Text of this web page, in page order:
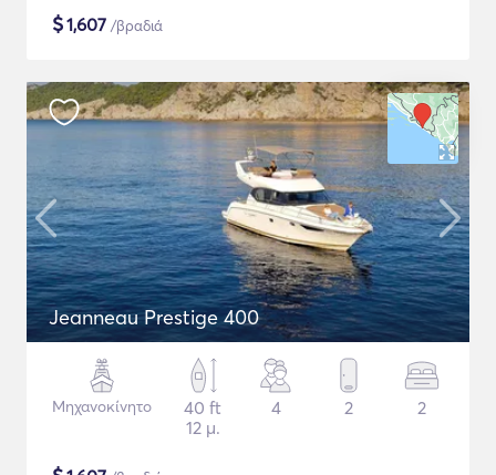
$1,607 /βραδιά
Jeanneau Prestige 400
Μηχανοκίνητο
40 ft
12 μ.
4 2 2